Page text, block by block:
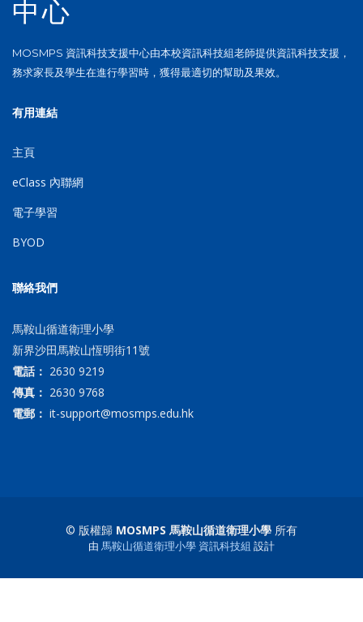
中心
MOSMPS 資訊科技支援中心由本校資訊科技組老師提供資訊科技支援，
務求家長及學生在進行學習時，獲得最適切的幫助及果效。
有用連結
主頁
eClass 內聯網
電子學習
BYOD
聯絡我們
馬鞍山循道衛理小學
新界沙田馬鞍山恆明街11號
電話： 2630 9219
傳真： 2630 9768
電郵： it-support@mosmps.edu.hk
© 版權歸 MOSMPS 馬鞍山循道衛理小學 所有
由 馬鞍山循道衛理小學 資訊科技組 設計